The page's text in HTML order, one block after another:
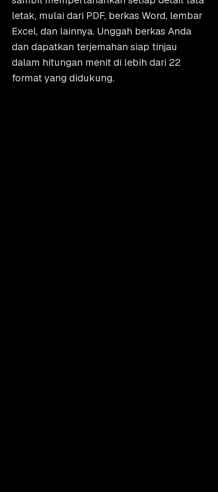
letak, mulai dari PDF, berkas Word, lembar
Excel, dan lainnya. Unggah berkas Anda
dan dapatkan terjemahan siap tinjau
dalam hitungan menit di lebih dari 22
format yang didukung.